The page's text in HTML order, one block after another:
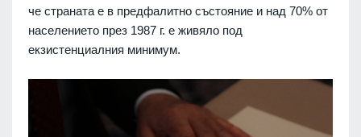
че страната е в предфалитно състояние и над 70% от
населението през 1987 г. е живяло под
екзистенциалния минимум.